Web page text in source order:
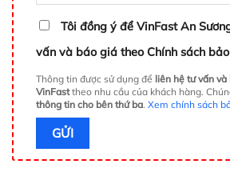
Tôi đồng ý để VinFast An
vấn và báo giá theo Chính sách
Thông tin được sử dụng để liên hệ tư vấn
VinFasttheo nhu cầu của khách hàng.
thông tin cho bên thứ ba. Xem chính sách